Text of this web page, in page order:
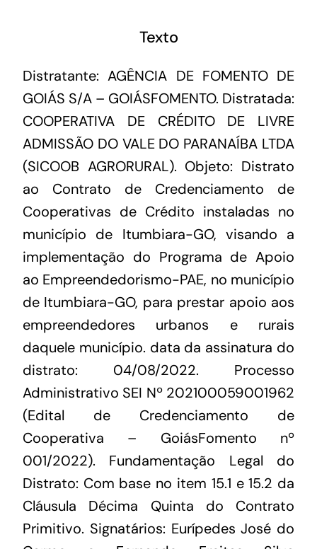
Texto
Distratante: AGÊNCIA DE FOMENTO DE
GOIÁS S/A – GOIÁSFOMENTO. Distratada:
COOPERATIVA DE CRÉDITO DE LIVRE
ADMISSÃO DO VALE DO PARANAÍBA LTDA
(SICOOB AGRORURAL). Objeto: Distrato
ao Contrato de Credenciamento de
Cooperativas de Crédito instaladas no
município de Itumbiara-GO, visando a
implementação do Programa de Apoio
ao Empreendedorismo-PAE, no município
de Itumbiara-GO, para prestar apoio aos
empreendedores urbanos e rurais
daquele município. data da assinatura do
distrato: 04/08/2022. Processo
Administrativo SEI Nº 202100059001962
(Edital de Credenciamento de
Cooperativa – GoiásFomento nº
001/2022). Fundamentação Legal do
Distrato: Com base no item 15.1 e 15.2 da
Cláusula Décima Quinta do Contrato
Primitivo. Signatários: Eurípedes José do